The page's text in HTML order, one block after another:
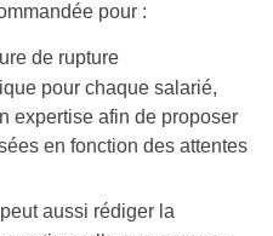
pour :
de rupture
pour chaque salarié,
expertise afin de proposer
en fonction des attentes
aussi rédiger la